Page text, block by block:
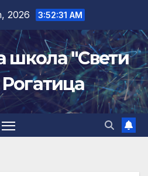
2026 3:52:31 AM
школа "Свети